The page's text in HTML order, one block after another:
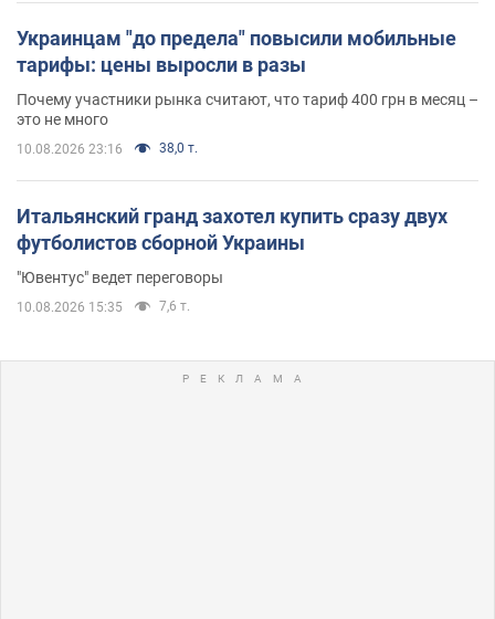
Украинцам "до предела" повысили мобильные
тарифы: цены выросли в разы
Почему участники рынка считают, что тариф 400 грн в месяц –
это не много
10.08.2026 23:16 38,0 т.
Итальянский гранд захотел купить сразу двух
футболистов сборной Украины
"Ювентус" ведет переговоры
10.08.2026 15:35 7,6 т.